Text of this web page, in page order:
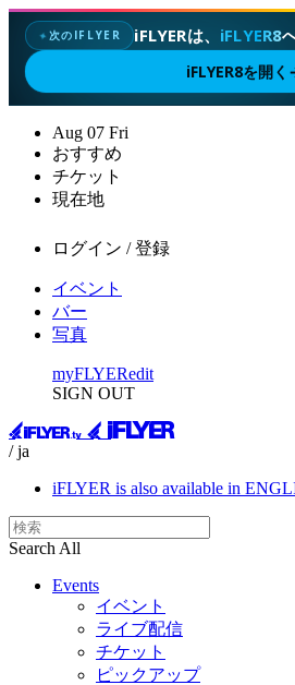
✦次のIFLYER iFLYERは、 iFLYER8
iFLYER8を開く
Aug 07 Fri
おすすめ
チケット
現在地
ログイン / 登録
イベント
バー
写真
myFLYERedit
SIGN OUT
/ ja
iFLYER is also available in
Search All
Events
イベント
ライブ配信
チケット
ピックアップ